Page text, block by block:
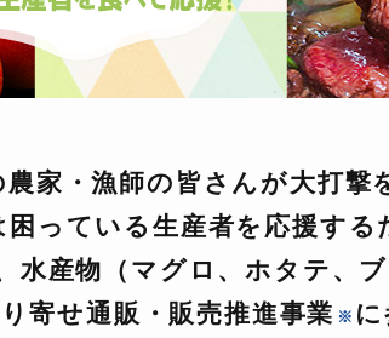
家・漁師の皆さんが大打撃
っている生産者を応援する
水産物（マグロ、ホタテ、
寄せ通販・販売推進事業 ※ に